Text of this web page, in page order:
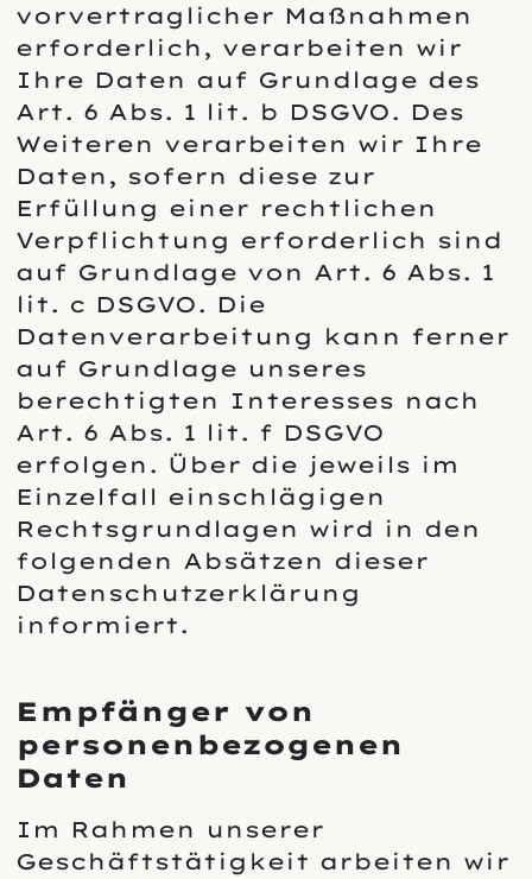
vorvertraglicher Maßnahmen
erforderlich, verarbeiten wir
Ihre Daten auf Grundlage des
Art. 6 Abs. 1 lit. b DSGVO. Des
Weiteren verarbeiten wir Ihre
Daten, sofern diese zur
Erfüllung einer rechtlichen
Verpflichtung erforderlich sind
auf Grundlage von Art. 6 Abs. 1
lit. c DSGVO. Die
Datenverarbeitung kann ferner
auf Grundlage unseres
berechtigten Interesses nach
Art. 6 Abs. 1 lit. f DSGVO
erfolgen. Über die jeweils im
Einzelfall einschlägigen
Rechtsgrundlagen wird in den
folgenden Absätzen dieser
Datenschutzerklärung
informiert.
Empfänger von
personenbezogenen
Daten
Im Rahmen unserer
Geschäftstätigkeit arbeiten wir